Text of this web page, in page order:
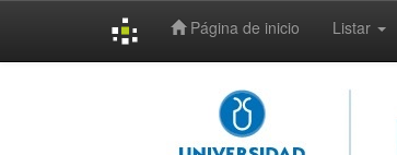
Página de inicio Listar